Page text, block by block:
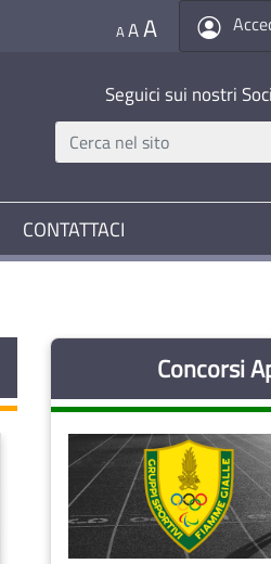
AAA
Seguici sui nostri
CONTATTACI
Concorsi